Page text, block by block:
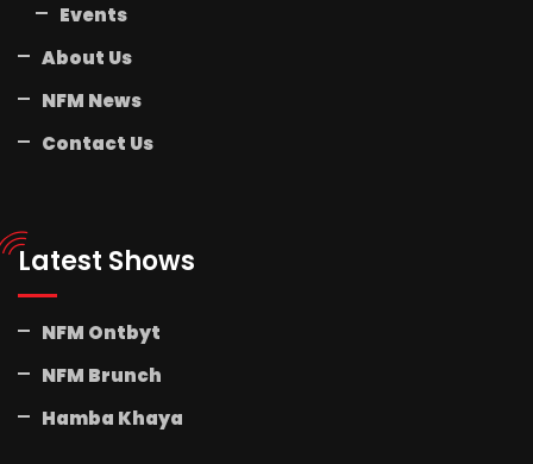
Events
About Us
NFM News
Contact Us
Latest Shows
NFM Ontbyt
NFM Brunch
Hamba Khaya